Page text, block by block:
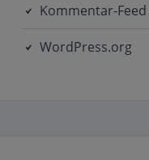
Kommentar-Feed
WordPress.org